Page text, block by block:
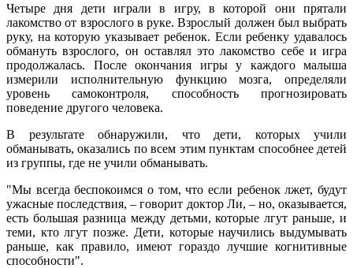
Четыре дня дети играли в игру, в которой они прятали
лакомство от взрослого в руке. Взрослый должен был выбрать
руку, на которую указывает ребенок. Если ребенку удавалось
обмануть взрослого, он оставлял это лакомство себе и игра
продолжалась. После окончания игры у каждого малыша
измерили исполнительную функцию мозга, определяли
уровень самоконтроля, способность прогнозировать
поведение другого человека.
В результате обнаружили, что дети, которых учили
обманывать, оказались по всем этим пунктам способнее детей
из группы, где не учили обманывать.
"Мы всегда беспокоимся о том, что если ребенок лжет, будут
ужасные последствия, – говорит доктор Ли, – но, оказывается,
есть большая разница между детьми, которые лгут раньше, и
теми, кто лгут позже. Дети, которые научились выдумывать
раньше, как правило, имеют гораздо лучшие когнитивные
способности".